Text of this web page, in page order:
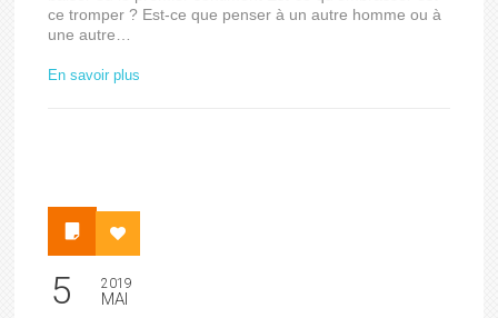
ce tromper ? Est-ce que penser à un autre homme ou à
une autre…
En savoir plus
5 2019
MAI